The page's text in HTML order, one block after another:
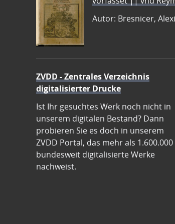
Autor: Bresnicer,
ZVDD - Zentrales Verzeichnis
digitalisierter Drucke
Ist Ihr gesuchtes Werk noch nicht in
unserem digitalen Bestand? Dann
probieren Sie es doch in unserem
ZVDD Portal, das mehr als 1.600.000
bundesweit digitalisierte Werke
nachweist.